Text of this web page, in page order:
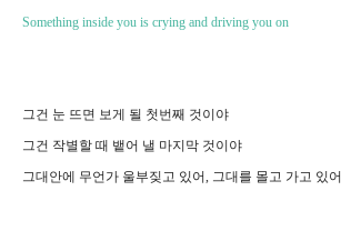
Something inside you is crying and driving you on
그건 눈 뜨면 보게 될 첫번째 것이야
그건 작별할 때 뱉어 낼 마지막 것이야
그대안에 무언가 울부짖고 있어, 그대를 몰고 가고 있어